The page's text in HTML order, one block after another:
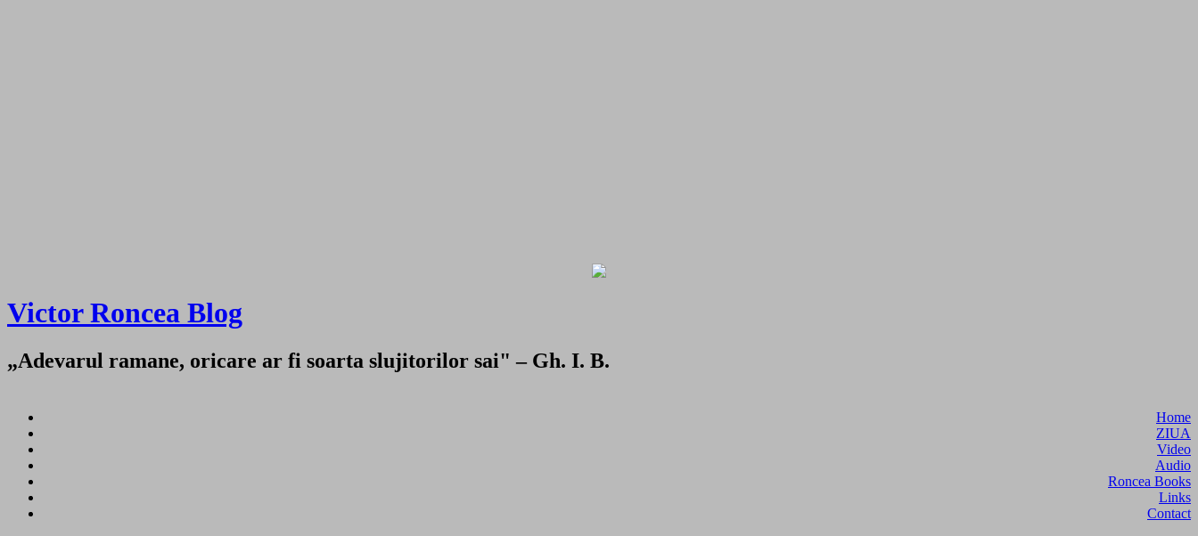
Victor Roncea Blog
„Adevarul ramane, oricare ar fi soarta slujitorilor sai" – Gh. I. B.
Home
ZIUA
Video
Audio
Roncea Books
Links
Contact